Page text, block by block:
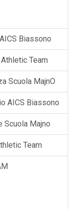
Biassono
Team
Scuola MajnO
AICS Biassono
Scuola Majno
Team